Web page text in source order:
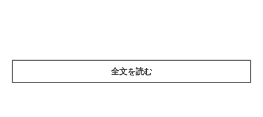
ねこのきもち投稿写真ギャラリー
全文を読む